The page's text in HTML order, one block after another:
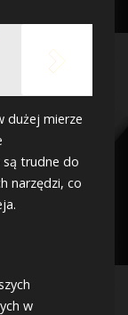
dużej mierze
są trudne do
narzędzi, co
w